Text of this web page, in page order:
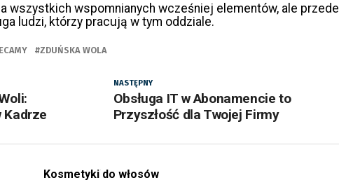
wszystkich wspomnianych wcześniej elementów, ale przede
ludzi, którzy pracują w tym oddziale.
ZDUŃSKA WOLA
NASTĘPNY
Obsługa IT w Abonamencie to
Przyszłość dla Twojej Firmy
Kadrze
.
Kosmetyki do włosów